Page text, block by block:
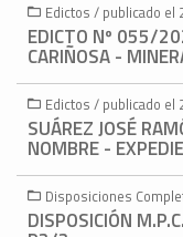
Edictos / publicado el
EDICTO Nº 055/
CARIÑOSA -
Edictos / publicado el
SUÁREZ JOSÉ
NOMBRE -
Disposiciones
DISPOSICIÓN